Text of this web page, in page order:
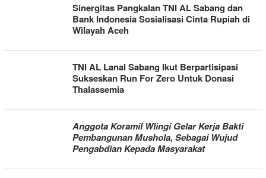
Sinergitas Pangkalan TNI AL Sabang dan
Bank Indonesia Sosialisasi Cinta Rupiah di
Wilayah Aceh
TNI AL Lanal Sabang Ikut Berpartisipasi
Sukseskan Run For Zero Untuk Donasi
Thalassemia
Anggota Koramil Wlingi Gelar Kerja Bakti
Pembangunan Mushola, Sebagai Wujud
Pengabdian Kepada Masyarakat